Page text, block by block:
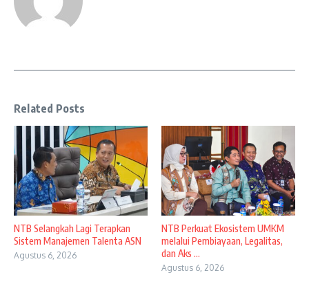
Related Posts
NTB Selangkah Lagi Terapkan
Sistem Manajemen Talenta ASN
Agustus 6, 2026
NTB Perkuat Ekosistem UMKM
melalui Pembiayaan, Legalitas,
dan Aks ...
Agustus 6, 2026